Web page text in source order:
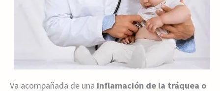
Va acompañada de una inflamación de la tráquea o